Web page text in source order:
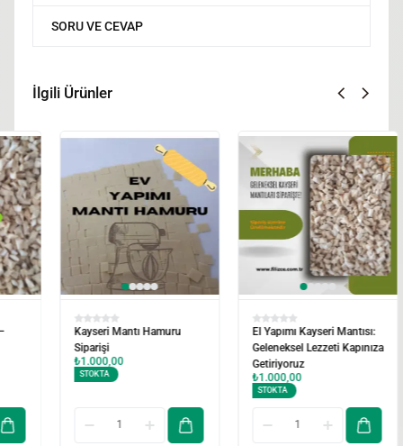
SORU VE CEVAP
İlgili Ürünler
El Yapımı Kayseri Mantısı:
Geleneksel Lezzeti Kapınıza
Getiriyoruz
1.000,00
Ev Yapımı Kayseri Mantısı!
El Açması, Bol Etli, Şimdi
Sipariş Et!
1.000,00
STOKTA